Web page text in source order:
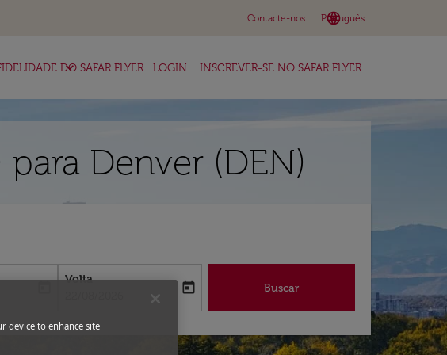
Contacte-nos language
Português
keyboard_arrow_down
DO SAFAR FLYER
keyboard_arrow_down LOGIN INSCREVER-SE NO SAFAR FLYER
Denver (DEN)
Volta
fc-booking-return-date-aria-label
today Buscar
device to enhance site